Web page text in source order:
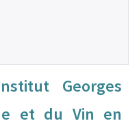
Georges
et du Vin en